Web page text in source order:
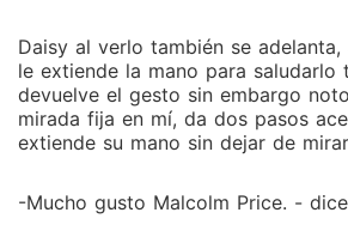
Daisy al verlo también se
le extiende la mano para saludarlo
devuelve el gesto sin embargo
mirada fija en mí, da dos pasos
extiende su mano sin dejar de
-Mucho gusto Malcolm Price. - dice